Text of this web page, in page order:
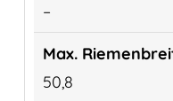
–
50,8